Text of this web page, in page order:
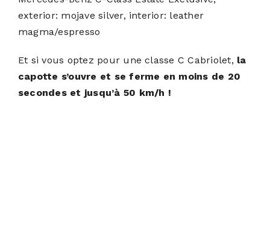
exterior: mojave silver, interior: leather
magma/espresso
Et si vous optez pour une classe C Cabriolet, la
capotte s’ouvre et se ferme en moins de 20
secondes et jusqu’à 50 km/h !